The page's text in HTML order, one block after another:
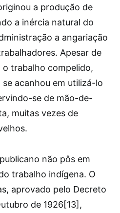
a produção de
a inércia natural do
a angariação
Apesar de
trabalho compelido,
acanhou em utilizá-lo
se de mão-de-
muitas vezes de
não pôs em
trabalho indígena. O
aprovado pelo Decreto
de 1926[13],